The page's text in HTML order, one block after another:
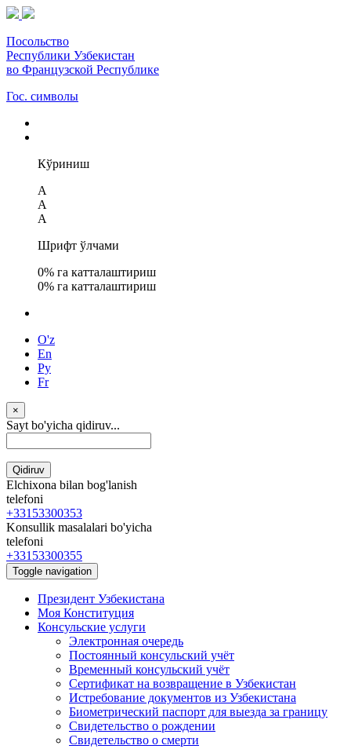
Посольство
Республики Узбекистан
во Французской Республике
Гос. символы
Кўриниш
A
A
A
Шрифт ўлчами
0% га катталаштириш
0% га катталаштириш
O'z
En
Ру
Fr
×
Sayt bo'yicha qidiruv...
Qidiruv
Elchixona bilan bog'lanish
telefoni
+33153300353
Konsullik masalalari bo'yicha
telefoni
+33153300355
Toggle navigation
Президент Узбекистана
Моя Конституция
Консульские услуги
Электронная очередь
Постоянный консульский учёт
Временный консульский учёт
Сертификат на возвращение в Узбекистан
Истребование документов из Узбекистана
Биометрический паспорт для выезда за границу
Свидетельство о рождении
Свидетельство о смерти